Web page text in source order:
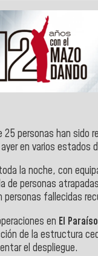
25 personas han sido
en varios estados
la noche, con
de personas
fallecidas
en El
de la estructura
el despliegue.